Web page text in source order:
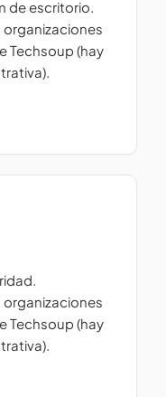
de escritorio.
Techsoup (hay
Techsoup (hay